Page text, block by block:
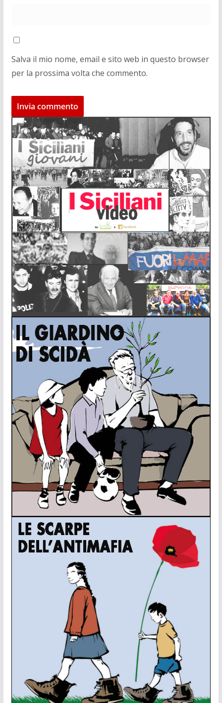
Salva il mio nome, email e sito web in questo browser
per la prossima volta che commento.